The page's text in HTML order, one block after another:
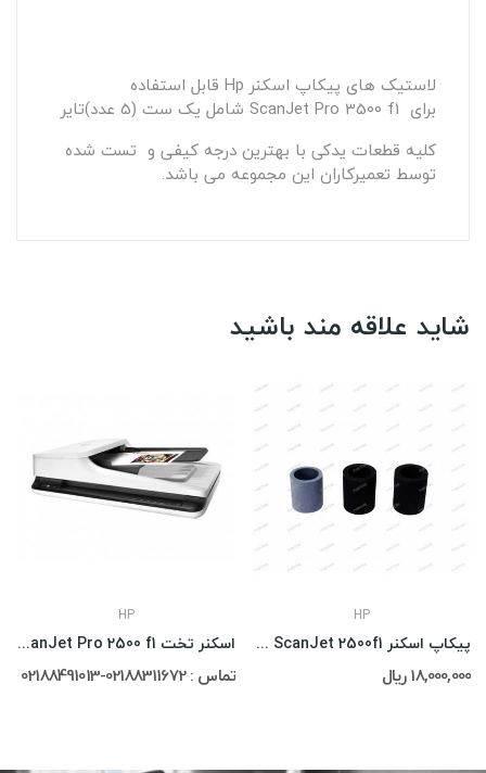
لاستیک های پیکاپ اسکنر Hp قابل استفاده
برای ScanJet Pro 3500 f1 شامل یک ست (5 عدد)تایر
کلیه قطعات یدکی با بهترین درجه کیفی و تست شده
توسط تعمیرکاران این مجموعه می باشد.
شاید علاقه مند باشید
HP
اسکنر تخت HP ScanJet Pro 2500 f1
تماس : 02188311672-02188491013
HP
پیکاپ اسکنر Hp ScanJet 2500f1
18,000,000 ریال